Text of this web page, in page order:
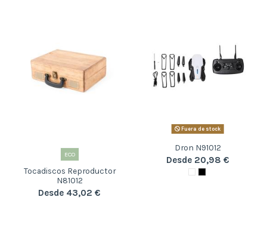
ECO
Tocadiscos Reproductor
N81012
Desde 43,02 €
Fuera de stock
Dron N91012
Desde 20,98 €